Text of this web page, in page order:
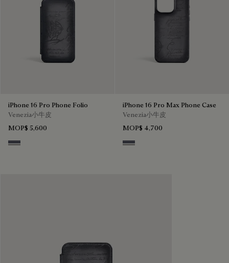
iPhone 16 Pro Phone Folio
Venezia小牛皮
MOP$ 5,600
Light Aluminio
iPhone 16 Pro Max Phone Case
Venezia小牛皮
MOP$ 4,700
Light Aluminio